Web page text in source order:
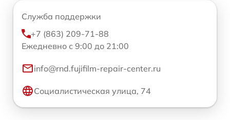
Служба поддержки
+7 (863) 209-71-88
Ежедневно с 9:00 до 21:00
info@rnd.fujifilm-repair-center.ru
Социалистическая улица, 74